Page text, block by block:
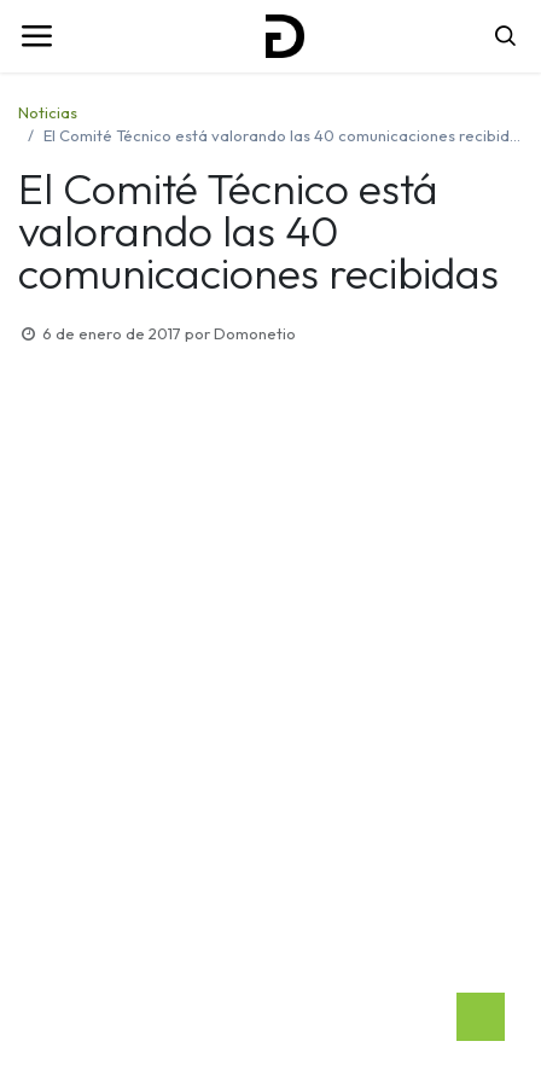
Noticias
El Comité Técnico está valorando las 40 comunicaciones recibidas
El Comité Técnico está
valorando las 40
comunicaciones recibidas
6 de enero de 2017 porDomonetio